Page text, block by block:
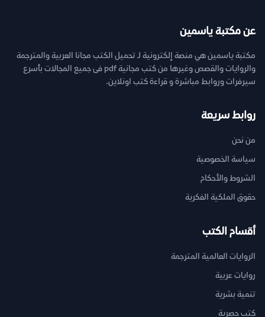
عن مكتبة ياسمين
مكتبة ياسمين هي منصة إلكترونية لـ تحميل الكتب مجانا العربية والمترجمة
والروايات والقصص وغيرها من كتب مجانية pdf فى جميع المجالات بأسرع
سيرفرات وروابط مباشرة و قراءة كتب اونلاين.
روابط سريعة
من نحن
سياسة الخصوصية
الشروط والأحكام
حقوق الملكية الفكرية
أقسام الكتب
الروايات العالمية المترجمة
روايات عربية
تنمية بشرية
كتب حصرية